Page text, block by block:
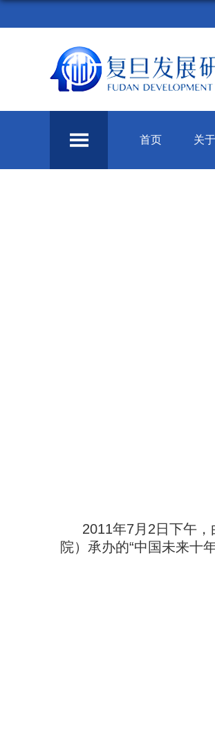
首页 关
2011年7月2日下午
院）承办的“中国未来十